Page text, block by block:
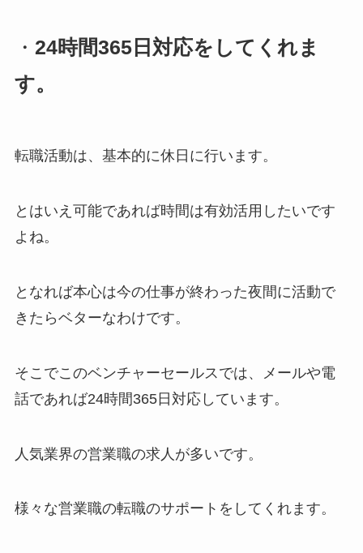
・ 24時間365日対応をしてくれま
す。
転職活動は、基本的に休日に行います。
とはいえ可能であれば時間は有効活用したいです
よね。
となれば本心は今の仕事が終わった夜間に活動で
きたらベターなわけです。
そこでこのベンチャーセールスでは、メールや電
話であれば24時間365日対応しています。
人気業界の営業職の求人が多いです。
様々な営業職の転職のサポートをしてくれます。